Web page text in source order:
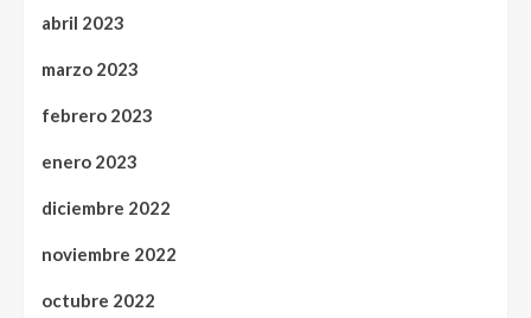
abril 2023
marzo 2023
febrero 2023
enero 2023
diciembre 2022
noviembre 2022
octubre 2022